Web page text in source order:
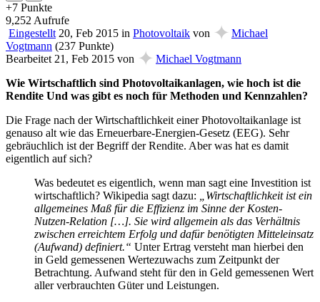
+7 Punkte
9,252 Aufrufe
Eingestellt 20, Feb 2015 in Photovoltaik von ✦ Michael
Vogtmann (237 Punkte)
Bearbeitet 21, Feb 2015 von ✦ Michael Vogtmann
Wie Wirtschaftlich sind Photovoltaikanlagen, wie hoch ist die
Rendite Und was gibt es noch für Methoden und Kennzahlen?
Die Frage nach der Wirtschaftlichkeit einer Photovoltaikanlage ist
genauso alt wie das Erneuerbare-Energien-Gesetz (EEG). Sehr
gebräuchlich ist der Begriff der Rendite. Aber was hat es damit
eigentlich auf sich?
Was bedeutet es eigentlich, wenn man sagt eine Investition ist
wirtschaftlich? Wikipedia sagt dazu:
„Wirtschaftlichkeit ist ein
allgemeines Maß für die Effizienz im Sinne der Kosten-
Nutzen-Relation […]. Sie wird allgemein als das Verhältnis
zwischen erreichtem Erfolg und dafür benötigten Mitteleinsatz
(Aufwand) definiert.“ Unter Ertrag versteht man hierbei den
in Geld gemessenen Wertezuwachs zum Zeitpunkt der
Betrachtung. Aufwand steht für den in Geld gemessenen Wert
aller verbrauchten Güter und Leistungen.